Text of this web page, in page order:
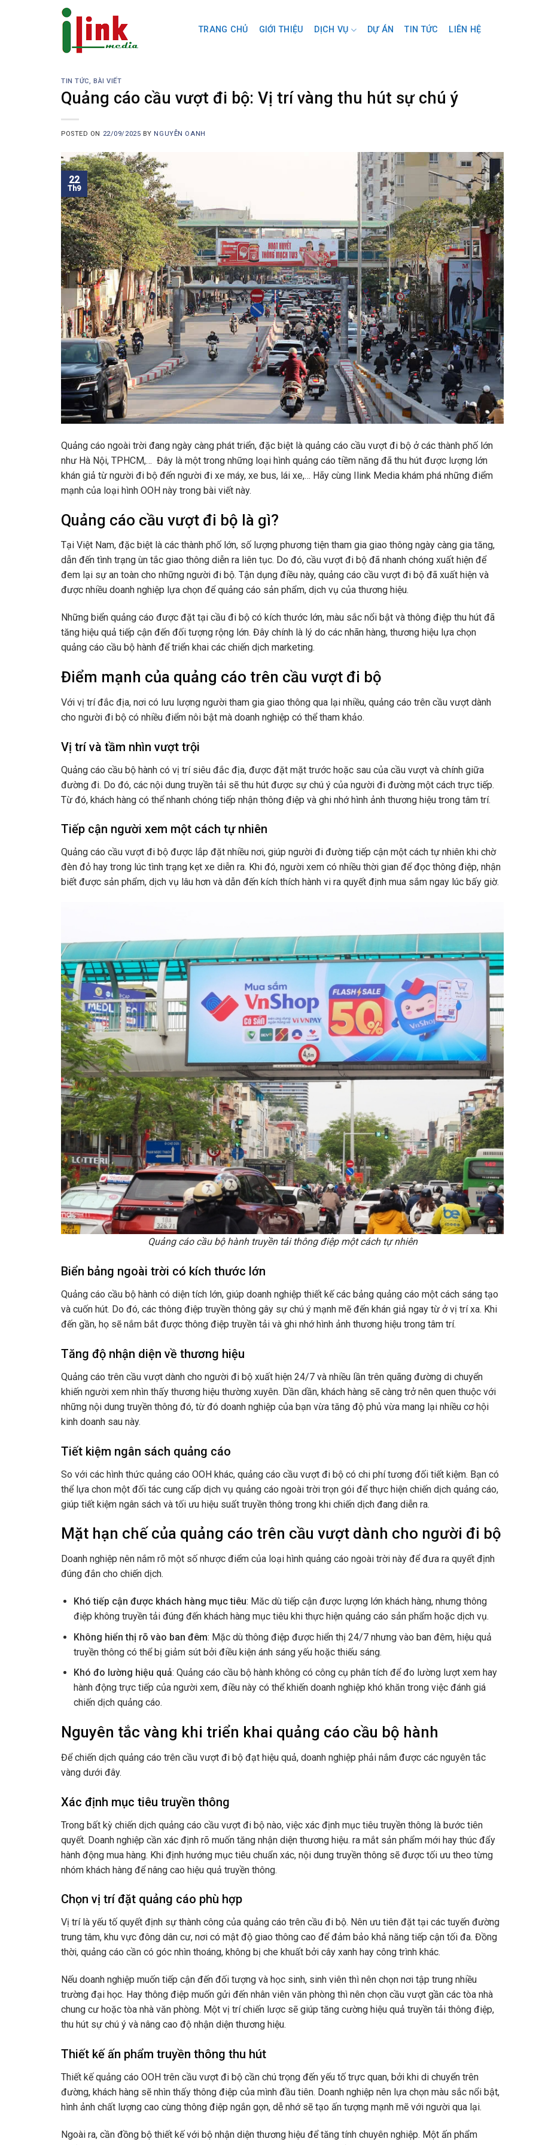
TRANG CHỦ GIỚI THIỆU DỊCH VỤ DỰ ÁN TIN TỨC LIÊN HỆ
TIN TỨC, BÀI VIẾT
Quảng cáo cầu vượt đi bộ: Vị trí vàng thu hút sự chú ý
POSTED ON 22/09/2025 BY NGUYỄN OANH
22
Th9
Quảng cáo ngoài trời đang ngày càng phát triển, đặc biệt là quảng cáo cầu vượt đi bộ ở các thành phố lớn
như Hà Nội, TPHCM,… Đây là một trong những loại hình quảng cáo tiềm năng đã thu hút được lượng lớn
khán giả từ người đi bộ đến người đi xe máy, xe bus, lái xe,… Hãy cùng Ilink Media khám phá những điểm
mạnh của loại hình OOH này trong bài viết này.
Quảng cáo cầu vượt đi bộ là gì?
Tại Việt Nam, đặc biệt là các thành phố lớn, số lượng phương tiện tham gia giao thông ngày càng gia tăng,
dẫn đến tình trạng ùn tắc giao thông diễn ra liên tục. Do đó, cầu vượt đi bộ đã nhanh chóng xuất hiện để
đem lại sự an toàn cho những người đi bộ. Tận dụng điều này, quảng cáo cầu vượt đi bộ đã xuất hiện và
được nhiều doanh nghiệp lựa chọn để quảng cáo sản phẩm, dịch vụ của thương hiệu.
Những biển quảng cáo được đặt tại cầu đi bộ có kích thước lớn, màu sắc nổi bật và thông điệp thu hút đã
tăng hiệu quả tiếp cận đến đối tượng rộng lớn. Đây chính là lý do các nhãn hàng, thương hiệu lựa chọn
quảng cáo cầu bộ hành để triển khai các chiến dịch marketing.
Điểm mạnh của quảng cáo trên cầu vượt đi bộ
Với vị trí đắc địa, nơi có lưu lượng người tham gia giao thông qua lại nhiều, quảng cáo trên cầu vượt dành
cho người đi bộ có nhiều điểm nôi bật mà doanh nghiệp có thể tham khảo.
Vị trí và tầm nhìn vượt trội
Quảng cáo cầu bộ hành có vị trí siêu đắc địa, được đặt mặt trước hoặc sau của cầu vượt và chính giữa
đường đi. Do đó, các nội dung truyền tải sẽ thu hút được sự chú ý của người đi đường một cách trực tiếp.
Từ đó, khách hàng có thể nhanh chóng tiếp nhận thông điệp và ghi nhớ hình ảnh thương hiệu trong tâm trí.
Tiếp cận người xem một cách tự nhiên
Quảng cáo cầu vượt đi bộ được lắp đặt nhiều nơi, giúp người đi đường tiếp cận một cách tự nhiên khi chờ
đèn đỏ hay trong lúc tình trạng kẹt xe diễn ra. Khi đó, người xem có nhiều thời gian để đọc thông điệp, nhận
biết được sản phẩm, dịch vụ lâu hơn và dẫn đến kích thích hành vi ra quyết định mua sắm ngay lúc bấy giờ.
Quảng cáo cầu bộ hành truyền tải thông điệp một cách tự nhiên
Biển bảng ngoài trời có kích thước lớn
Quảng cáo cầu bộ hành có diện tích lớn, giúp doanh nghiệp thiết kế các bảng quảng cáo một cách sáng tạo
và cuốn hút. Do đó, các thông điệp truyền thông gây sự chú ý mạnh mẽ đến khán giả ngay từ ở vị trí xa. Khi
đến gần, họ sẽ nắm bắt được thông điệp truyền tải và ghi nhớ hình ảnh thương hiệu trong tâm trí.
Tăng độ nhận diện về thương hiệu
Quảng cáo trên cầu vượt dành cho người đi bộ xuất hiện 24/7 và nhiều lần trên quãng đường di chuyển
khiến người xem nhìn thấy thương hiệu thường xuyên. Dần dần, khách hàng sẽ càng trở nên quen thuộc với
những nội dung truyền thông đó, từ đó doanh nghiệp của bạn vừa tăng độ phủ vừa mang lại nhiều cơ hội
kinh doanh sau này.
Tiết kiệm ngân sách quảng cáo
So với các hình thức quảng cáo OOH khác, quảng cáo cầu vượt đi bộ có chi phí tương đối tiết kiệm. Bạn có
thể lựa chon một đối tác cung cấp dịch vụ quảng cáo ngoài trời trọn gói để thực hiện chiến dịch quảng cáo,
giúp tiết kiệm ngân sách và tối ưu hiệu suất truyền thông trong khi chiến dịch đang diễn ra.
Mặt hạn chế của quảng cáo trên cầu vượt dành cho người đi bộ
Doanh nghiệp nên nắm rõ một số nhược điểm của loại hình quảng cáo ngoài trời này để đưa ra quyết định
đúng đắn cho chiến dịch.
Khó tiếp cận được khách hàng mục tiêu: Măc dù tiếp cận được lượng lớn khách hàng, nhưng thông
điệp không truyền tải đúng đến khách hàng mục tiêu khi thực hiện quảng cáo sản phẩm hoặc dịch vụ.
Không hiển thị rõ vào ban đêm: Mặc dù thông điệp được hiển thị 24/7 nhưng vào ban đêm, hiệu quả
truyền thông có thể bị giảm sút bởi điều kiện ánh sáng yếu hoặc thiếu sáng.
Khó đo lường hiệu quả: Quảng cáo cầu bộ hành không có công cụ phân tích để đo lường lượt xem hay
hành động trực tiếp của người xem, điều này có thể khiến doanh nghiệp khó khăn trong việc đánh giá
chiến dịch quảng cáo.
Nguyên tắc vàng khi triển khai quảng cáo cầu bộ hành
Để chiến dịch quảng cáo trên cầu vượt đi bộ đạt hiệu quả, doanh nghiệp phải nắm được các nguyên tắc
vàng dưới đây.
Xác định mục tiêu truyền thông
Trong bất kỳ chiến dịch quảng cáo cầu vượt đi bộ nào, việc xác định mục tiêu truyền thông là bước tiên
quyết. Doanh nghiệp cần xác định rõ muốn tăng nhận diện thương hiệu. ra mắt sản phẩm mới hay thúc đẩy
hành động mua hàng. Khi định hướng mục tiêu chuẩn xác, nội dung truyền thông sẽ được tối ưu theo từng
nhóm khách hàng để nâng cao hiệu quả truyền thông.
Chọn vị trí đặt quảng cáo phù hợp
Vị trí là yếu tố quyết định sự thành công của quảng cáo trên cầu đi bộ. Nên ưu tiên đặt tại các tuyến đường
trung tâm, khu vực đông dân cư, nơi có mật độ giao thông cao để đảm bảo khả năng tiếp cận tối đa. Đồng
thời, quảng cáo cần có góc nhìn thoáng, không bị che khuất bởi cây xanh hay công trình khác.
Nếu doanh nghiệp muốn tiếp cận đến đối tượng và học sinh, sinh viên thì nên chọn nơi tập trung nhiều
trường đại học. Hay thông điệp muốn gửi đến nhân viên văn phòng thì nên chọn cầu vượt gần các tòa nhà
chung cư hoặc tòa nhà văn phòng. Một vị trí chiến lược sẽ giúp tăng cường hiệu quả truyền tải thông điệp,
thu hút sự chú ý và nâng cao độ nhận diện thương hiệu.
Thiết kế ấn phẩm truyền thông thu hút
Thiết kế quảng cáo OOH trên cầu vượt đi bộ cần chú trọng đến yếu tố trực quan, bởi khi di chuyển trên
đường, khách hàng sẽ nhìn thấy thông điệp của mình đầu tiên. Doanh nghiệp nên lựa chọn màu sắc nổi bật,
hình ảnh chất lượng cao cùng thông điệp ngắn gọn, dễ nhớ sẽ tạo ấn tượng mạnh mẽ với người qua lại.
Ngoài ra, cần đồng bộ thiết kế với bộ nhận diện thương hiệu để tăng tính chuyên nghiệp. Một ấn phẩm